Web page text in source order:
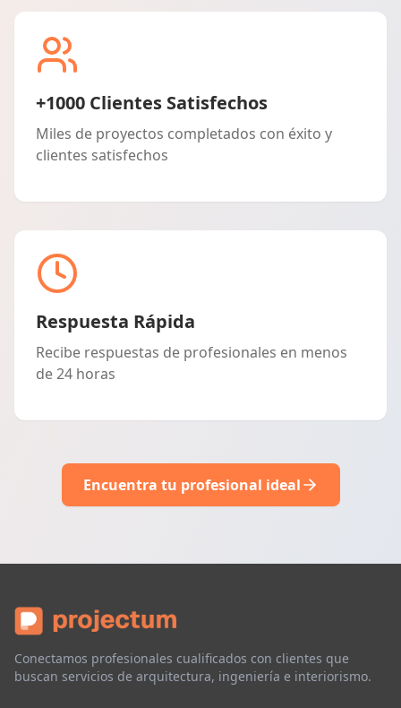
+1000 Clientes Satisfechos
Miles de proyectos completados con éxito y
clientes satisfechos
Respuesta Rápida
Recibe respuestas de profesionales en menos
de 24 horas
Encuentra tu profesional ideal
Conectamos profesionales cualificados con clientes que
buscan servicios de arquitectura, ingeniería e interiorismo.